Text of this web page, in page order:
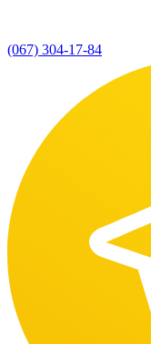
(067) 304-17-84